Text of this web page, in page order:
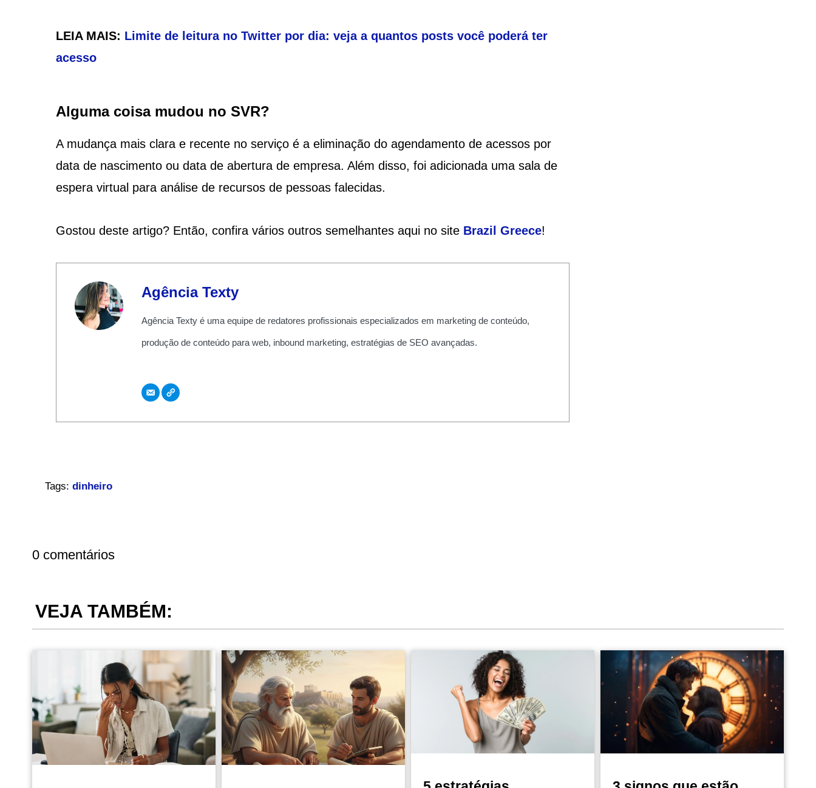
LEIA MAIS: Limite de leitura no Twitter por dia: veja a quantos posts você poderá ter
acesso
Alguma coisa mudou no SVR?
A mudança mais clara e recente no serviço é a eliminação do agendamento de acessos por
data de nascimento ou data de abertura de empresa. Além disso, foi adicionada uma sala de
espera virtual para análise de recursos de pessoas falecidas.
Gostou deste artigo? Então, confira vários outros semelhantes aqui no site Brazil Greece!
Agência Texty
Agência Texty é uma equipe de redatores profissionais especializados em marketing de conteúdo,
produção de conteúdo para web, inbound marketing, estratégias de SEO avançadas.
Tags: dinheiro
0 comentários
VEJA TAMBÉM: